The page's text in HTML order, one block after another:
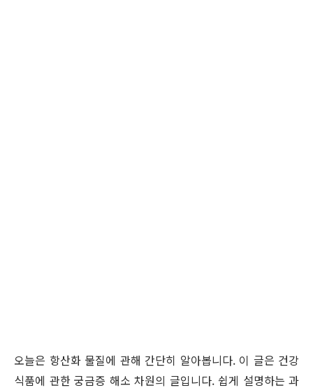
오늘은 항산화 물질에 관해 간단히 알아봅니다. 이 글은 건강
식품에 관한 궁금증 해소 차원의 글입니다. 쉽게 설명하는 과